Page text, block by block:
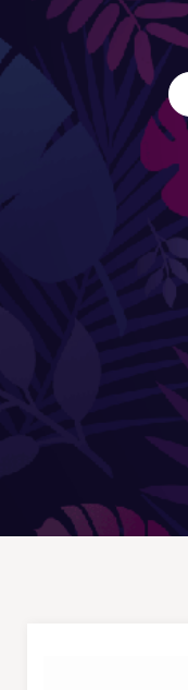
BACS ET
Jarres /
Pots / Bacs
CÔTÉ EAU
Douches
Statues